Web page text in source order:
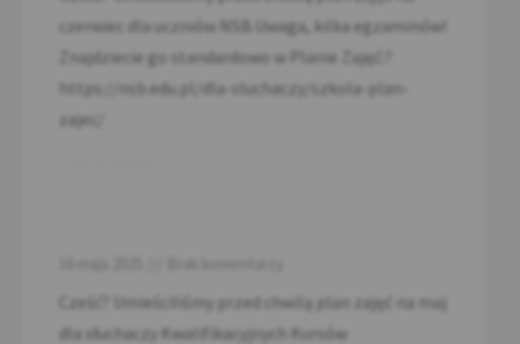
czerwiec dla uczniów NSB.Uwaga, kilka egzaminów!
Znajdziecie go standardowo w Planie Zajęć:?
https://nsb.edu.pl/dla-sluchaczy/szkola-plan-
zajec/
Cześć? Umieściliśmy przed chwilą plan zajęć na maj
dla słuchaczy Kwalifikacyjnych Kursów